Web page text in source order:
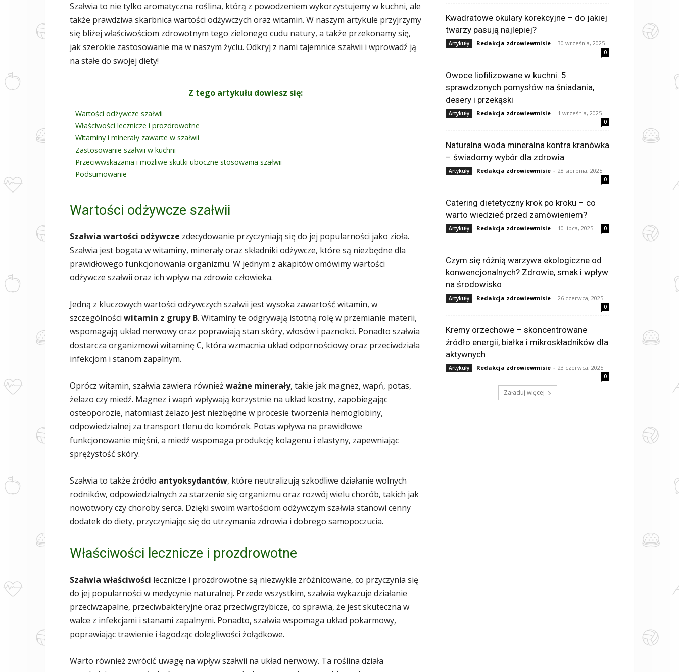
Szałwia to nie tylko aromatyczna roślina, którą z powodzeniem wykorzystujemy w kuchni, ale
także prawdziwa skarbnica wartości odżywczych oraz witamin. W naszym artykule przyjrzymy
się bliżej właściwościom zdrowotnym tego zielonego cudu natury, a także przekonamy się,
jak szerokie zastosowanie ma w naszym życiu. Odkryj z nami tajemnice szałwii i wprowadź ją
na stałe do swojej diety!
Z tego artykułu dowiesz się:
Wartości odżywcze szałwii
Właściwości lecznicze i prozdrowotne
Witaminy i minerały zawarte w szałwii
Zastosowanie szałwii w kuchni
Przeciwwskazania i możliwe skutki uboczne stosowania szałwii
Podsumowanie
Wartości odżywcze szałwii
Szałwia wartości odżywcze zdecydowanie przyczyniają się do jej popularności jako zioła.
Szałwia jest bogata w witaminy, minerały oraz składniki odżywcze, które są niezbędne dla
prawidłowego funkcjonowania organizmu. W jednym z akapitów omówimy wartości
odżywcze szałwii oraz ich wpływ na zdrowie człowieka.
Jedną z kluczowych wartości odżywczych szałwii jest wysoka zawartość witamin, w
szczególności witamin z grupy B. Witaminy te odgrywają istotną rolę w przemianie materii,
wspomagają układ nerwowy oraz poprawiają stan skóry, włosów i paznokci. Ponadto szałwia
dostarcza organizmowi witaminę C, która wzmacnia układ odpornościowy oraz przeciwdziała
infekcjom i stanom zapalnym.
Oprócz witamin, szałwia zawiera również ważne minerały, takie jak magnez, wapń, potas,
żelazo czy miedź. Magnez i wapń wpływają korzystnie na układ kostny, zapobiegając
osteoporozie, natomiast żelazo jest niezbędne w procesie tworzenia hemoglobiny,
odpowiedzialnej za transport tlenu do komórek. Potas wpływa na prawidłowe
funkcjonowanie mięśni, a miedź wspomaga produkcję kolagenu i elastyny, zapewniając
sprężystość skóry.
Szałwia to także źródło antyoksydantów, które neutralizują szkodliwe działanie wolnych
rodników, odpowiedzialnych za starzenie się organizmu oraz rozwój wielu chorób, takich jak
nowotwory czy choroby serca. Dzięki swoim wartościom odżywczym szałwia stanowi cenny
dodatek do diety, przyczyniając się do utrzymania zdrowia i dobrego samopoczucia.
Właściwości lecznicze i prozdrowotne
Szałwia właściwości lecznicze i prozdrowotne są niezwykle zróżnicowane, co przyczynia się
do jej popularności w medycynie naturalnej. Przede wszystkim, szałwia wykazuje działanie
przeciwzapalne, przeciwbakteryjne oraz przeciwgrzybicze, co sprawia, że jest skuteczna w
walce z infekcjami i stanami zapalnymi. Ponadto, szałwia wspomaga układ pokarmowy,
poprawiając trawienie i łagodząc dolegliwości żołądkowe.
Warto również zwrócić uwagę na wpływ szałwii na układ nerwowy. Ta roślina działa
Kwadratowe okulary korekcyjne – do jakiej
twarzy pasują najlepiej?
Artykuły Redakcja zdrowiewmisie - 30 września, 2025
0
Owoce liofilizowane w kuchni. 5
sprawdzonych pomysłów na śniadania,
desery i przekąski
Artykuły Redakcja zdrowiewmisie - 1 września, 2025
0
Naturalna woda mineralna kontra kranówka
– świadomy wybór dla zdrowia
Artykuły Redakcja zdrowiewmisie - 28 sierpnia, 2025
0
Catering dietetyczny krok po kroku – co
warto wiedzieć przed zamówieniem?
Artykuły Redakcja zdrowiewmisie - 10 lipca, 2025 0
Czym się różnią warzywa ekologiczne od
konwencjonalnych? Zdrowie, smak i wpływ
na środowisko
Artykuły Redakcja zdrowiewmisie - 26 czerwca, 2025
0
Kremy orzechowe – skoncentrowane
źródło energii, białka i mikroskładników dla
aktywnych
Artykuły Redakcja zdrowiewmisie - 23 czerwca, 2025
0
Załaduj więcej